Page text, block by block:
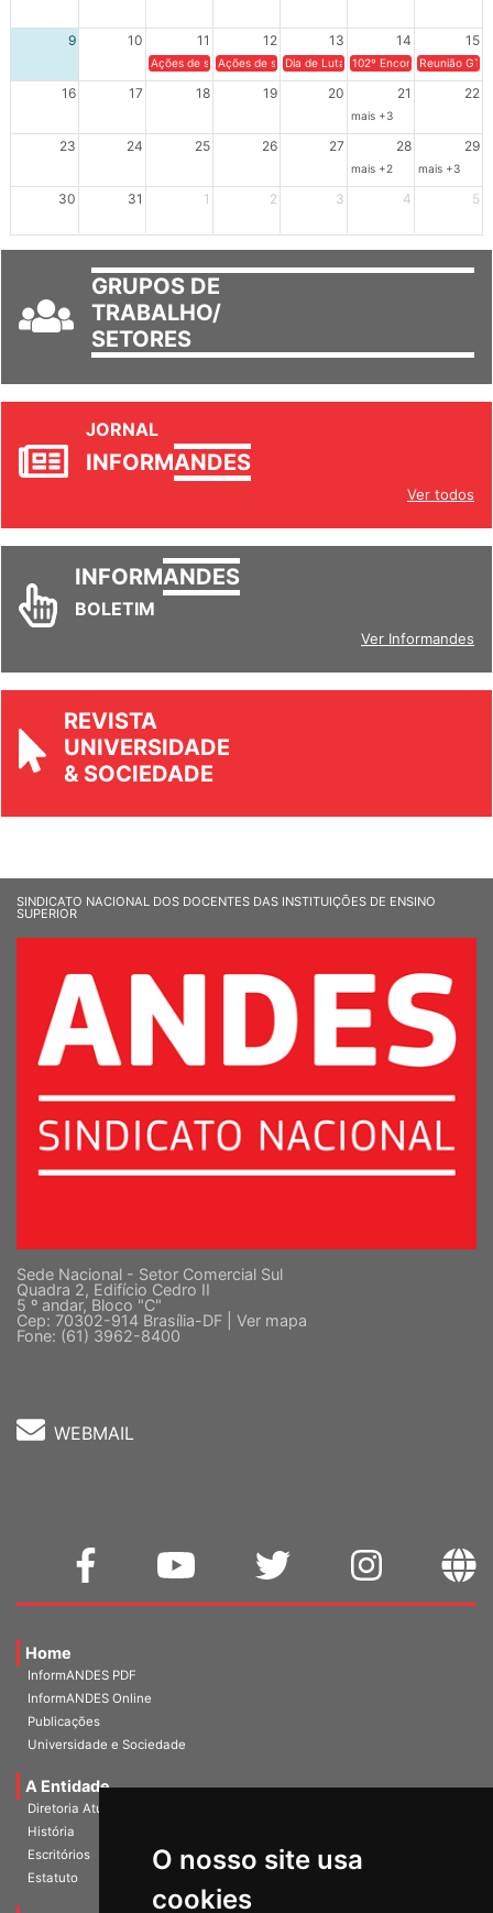
O nosso site usa
cookies
9 10 11 12 13 14 15
Ações de solidariedade a Cuba no Rio Grande do Sul - 100
Ações de solidariedade a Cuba no Rio Grande do
Dia de Luta em Defesa de Cuba e da
102º Encontro da
Reunião
16 17 18 19 20 21 22
mais +3
23 24 25 26 27 28 29
mais +2 mais +3
30 31 1 2 3 4 5
GRUPOS DE
TRABALHO/
SETORES
JORNAL
INFORMANDES
Ver todos
INFORMANDES
BOLETIM
Ver Informandes
REVISTA
UNIVERSIDADE
& SOCIEDADE
SINDICATO NACIONAL DOS DOCENTES DAS INSTITUIÇÕES DE ENSINO
SUPERIOR
Sede Nacional - Setor Comercial Sul
Quadra 2, Edifício Cedro II
5 º andar, Bloco "C"
Cep: 70302-914 Brasília-DF | Ver mapa
Fone: (61) 3962-8400
WEBMAIL
Home
InformANDES PDF
InformANDES Online
Publicações
Universidade e Sociedade
A Entidade
Diretoria Atual
História
Escritórios
Estatuto